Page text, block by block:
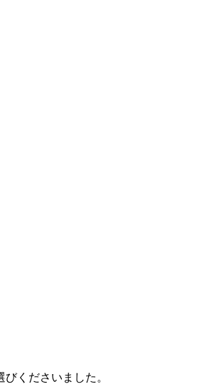
くださいました。